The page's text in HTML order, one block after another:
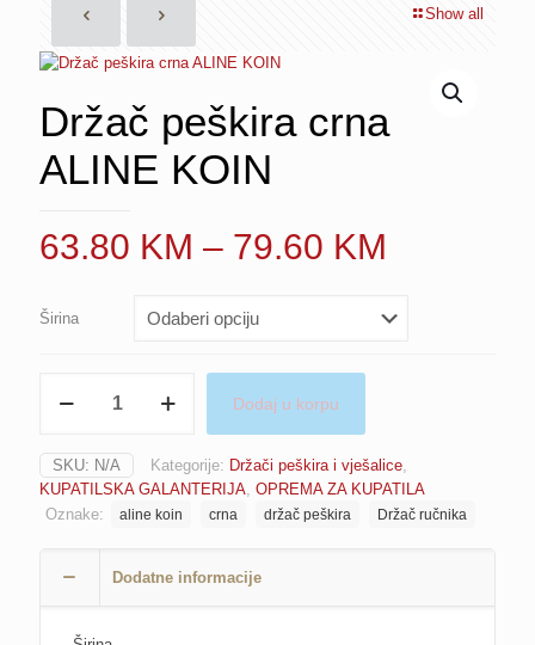
Show all
Držač peškira crna
ALINE KOIN
63.80 KM – 79.60 KM
63.80
Širina
peškira
ALINE
KOIN
količina
Dodaj u korpu
SKU: N/A Kategorije: Držači peškira i vješalice,
KUPATILSKA GALANTERIJA, OPREMA ZA KUPATILA
Oznake:
aline koin crna držač peškira Držač ručnika
Dodatne informacije